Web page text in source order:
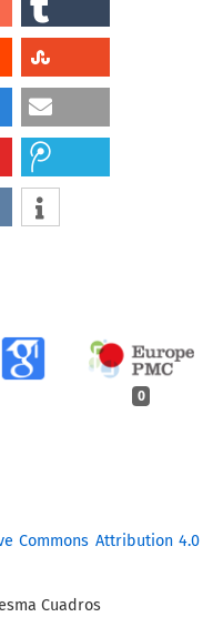
0
Commons Attribution 4.0
Cuadros